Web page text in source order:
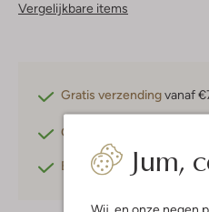
Jum,
Wij, en onze negen
Vergelijkbare items
Gratis verzendingvanaf
Gratis retourneren
Betaal achterafmet